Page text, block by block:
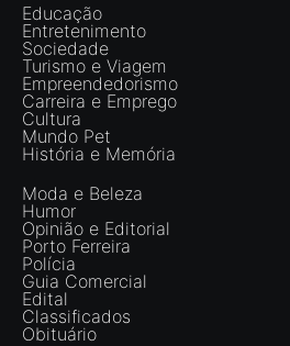
Educação
Entretenimento
Sociedade
Turismo e Viagem
Empreendedorismo
Carreira e Emprego
Cultura
Mundo Pet
História e Memória
Moda e Beleza
Humor
Opinião e Editorial
Porto Ferreira
Polícia
Guia Comercial
Edital
Classificados
Obituário